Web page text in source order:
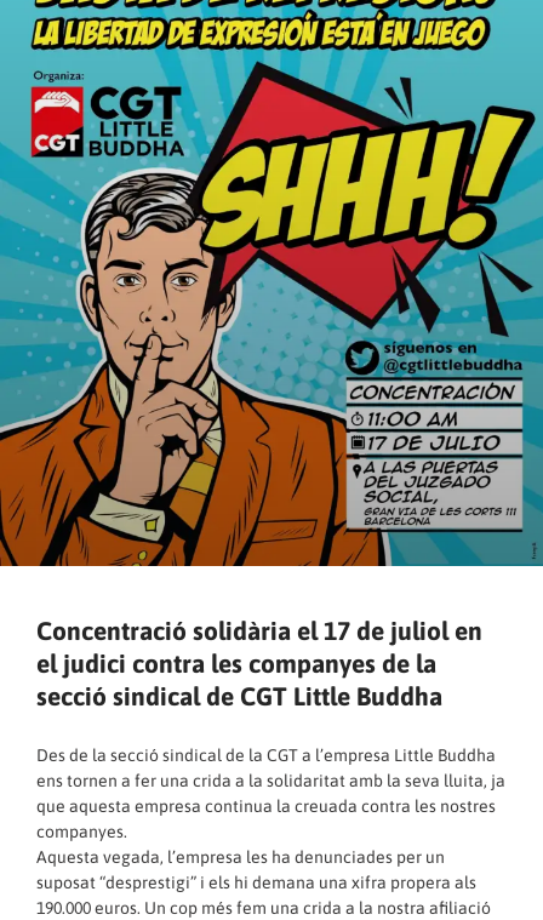
Concentració solidària el 17 de juliol en
el judici contra les companyes de la
secció sindical de CGT Little Buddha
Des de la secció sindical de la CGT a l’empresa Little Buddha
ens tornen a fer una crida a la solidaritat amb la seva lluita, ja
que aquesta empresa continua la creuada contra les nostres
companyes.
Aquesta vegada, l’empresa les ha denunciades per un
suposat “desprestigi” i els hi demana una xifra propera als
190.000 euros. Un cop més fem una crida a la nostra afiliació